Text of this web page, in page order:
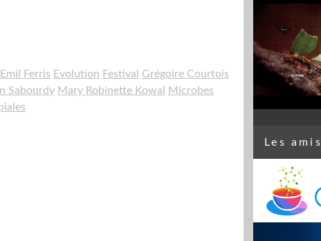
Emil Ferris Evolution Festival
Grégoire Courtois
Sabourdy Mary Robinette Kowal
Microbes
Les amis